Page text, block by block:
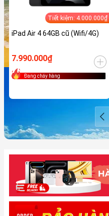
Tiết kiệm: 4.000.000₫
iPad Air 4 64GB cũ (Wifi/4G)
7.990.000₫
Đang cháy hàng